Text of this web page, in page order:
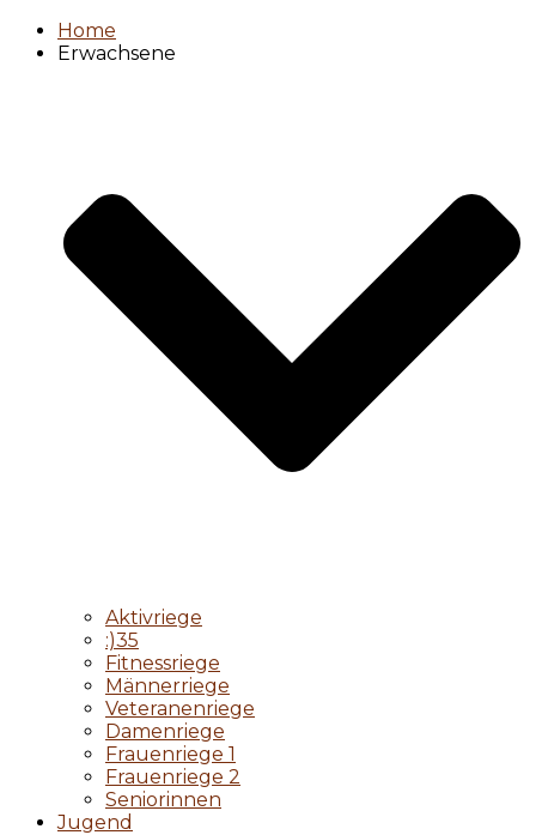
Home
Erwachsene
Aktivriege
:)35
Fitnessriege
Männerriege
Veteranenriege
Damenriege
Frauenriege 1
Frauenriege 2
Seniorinnen
Jugend